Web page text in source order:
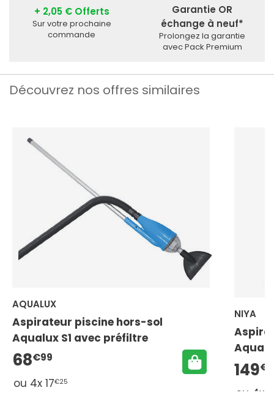
+ 2,05 € Offerts
Sur votre prochaine
commande
Garantie OR
échange à neuf*
Prolongez la garantie
avec Pack Premium
Découvrez nos offres similaires
AQUALUX
Aspirateur piscine hors-sol
Aqualux S1 avec préfiltre
68€99
ou 4x 17€25
NIYA
149
ou 4x